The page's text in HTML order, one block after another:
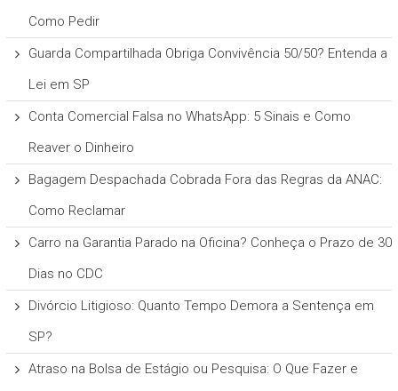
Como Pedir
Guarda Compartilhada Obriga Convivência 50/50? Entenda a
Lei em SP
Conta Comercial Falsa no WhatsApp: 5 Sinais e Como
Reaver o Dinheiro
Bagagem Despachada Cobrada Fora das Regras da ANAC:
Como Reclamar
Carro na Garantia Parado na Oficina? Conheça o Prazo de 30
Dias no CDC
Divórcio Litigioso: Quanto Tempo Demora a Sentença em
SP?
Atraso na Bolsa de Estágio ou Pesquisa: O Que Fazer e